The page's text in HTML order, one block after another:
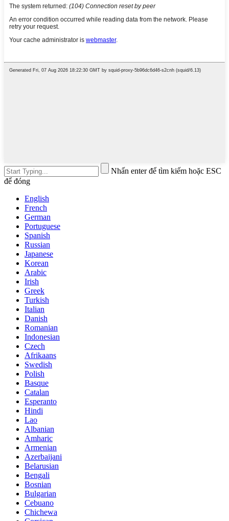
Nhấn enter để tìm kiếm hoặc ESC
để đóng
English
French
German
Portuguese
Spanish
Russian
Japanese
Korean
Arabic
Irish
Greek
Turkish
Italian
Danish
Romanian
Indonesian
Czech
Afrikaans
Swedish
Polish
Basque
Catalan
Esperanto
Hindi
Lao
Albanian
Amharic
Armenian
Azerbaijani
Belarusian
Bengali
Bosnian
Bulgarian
Cebuano
Chichewa